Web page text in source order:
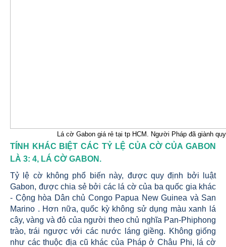
Lá cờ Gabon giá rẻ tại tp HCM. Người Pháp đã giành
TÍNH KHÁC BIỆT CÁC TỶ LỆ CỦA CỜ CỦA GABON
LÀ 3: 4, LÁ CỜ GABON.
Tỷ lệ cờ không phổ biến này, được quy định bởi luật
Gabon, được chia sẻ bởi các lá cờ của ba quốc gia khác
- Cộng hòa Dân chủ Congo Papua New Guinea và San
Marino . Hơn nữa, quốc kỳ không sử dụng màu xanh lá
cây, vàng và đỏ của người theo chủ nghĩa Pan-Phiphong
trào, trái ngược với các nước láng giềng. Không giống
như các thuộc địa cũ khác của Pháp ở Châu Phi, lá cờ